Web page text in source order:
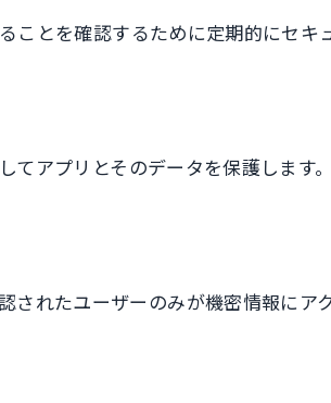
とを確認するために定期的にセキ
アプリとそのデータを保護します。
されたユーザーのみが機密情報にア